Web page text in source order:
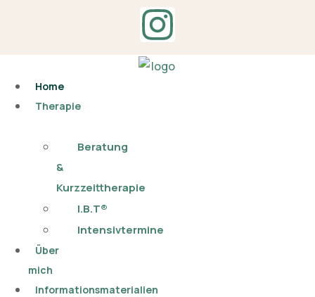
Home
Therapie
Beratung
&
Kurzzeittherapie
I.B.T®
Intensivtermine
Über
mich
Informationsmaterialien